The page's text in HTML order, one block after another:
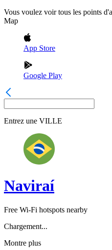
Vous voulez voir tous les points
Map
App Store
Google Play
Entrez une VILLE
Naviraí
Free Wi-Fi hotspots nearby
Chargement...
Montre plus